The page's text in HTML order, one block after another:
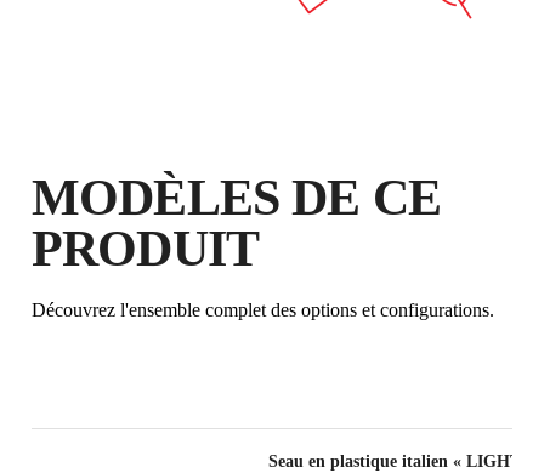
MODÈLES DE CE
PRODUIT
Découvrez l'ensemble complet des options et configurations.
Seau en plastique italien «